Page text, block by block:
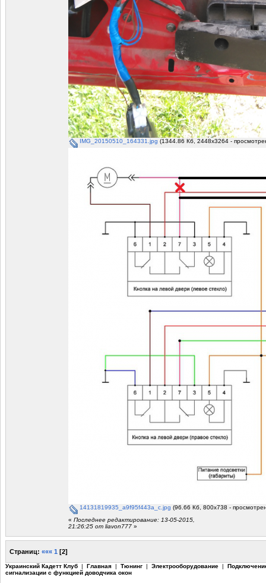
IMG_20150510_164331.jpg (1344.86 Кб, 2448x3264 -
14131819935_a9f95f443a_c.jpg (96.66 Кб, 800x738 -
« Последнее редактирование: 13-05-2015,
21:26:25 от liavon777 »
Страниц: ««« 1 [2]
Украинский Кадетт Клуб | Главная | Тюнинг | Электрооборудование |
сигнализации с функцией доводчика окон